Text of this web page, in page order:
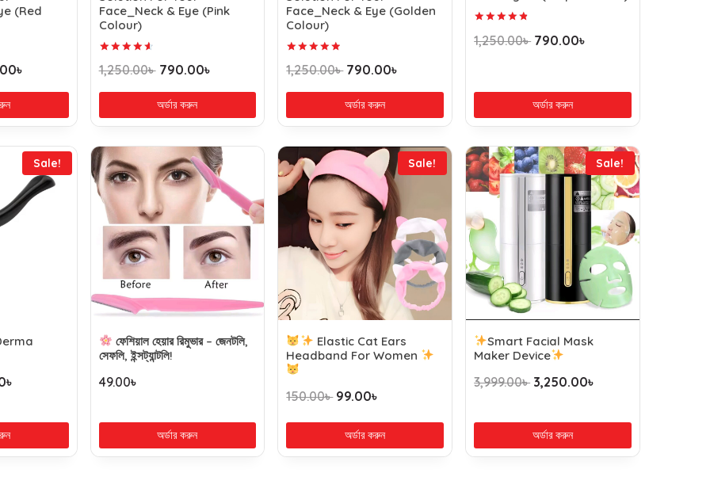
(Red
৳
Face_Neck & Eye (Pink
Colour)
4.75
1,250.00৳ 790.00৳
অর্ডার করুন
Face_Neck & Eye (Golden
Colour)
5.00
1,250.00৳ 790.00৳
অর্ডার করুন
4.92
1,250.00৳ 790.00৳
অর্ডার করুন
Sale!
৳
ফেশিয়াল হেয়ার রিমুভার – জেনটলি,
সেফলি, ইন্সট্যান্টলি!
49.00৳
অর্ডার করুন
Sale!
Elastic Cat Ears
Headband For Women
150.00৳ 99.00৳
অর্ডার করুন
Sale!
Smart Facial Mask
Maker Device
3,999.00৳ 3,250.00৳
অর্ডার করুন